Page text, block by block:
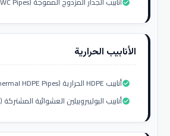
check_circle
الأنابيب الحرارية
أنابيب HDPE الحرارية (Geothermal HDPE Pipes)check_circle
أنابيب البوليبروبيلين العشوائية المشتركة (PP-R)check_circle